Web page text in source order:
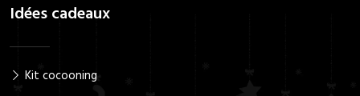
Idées cadeaux
Kit cocooning